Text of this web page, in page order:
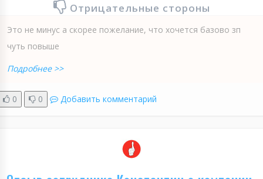
Отрицательные стороны
Это не минус а скорее пожелание, что хочется базово зп
чуть повыше
Подробнее >>
0 0 Добавить комментарий